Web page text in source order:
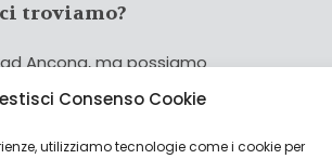
Consenso Cookie
utilizziamo tecnologie come i cookie per
troviamo?
Ancona, ma possiamo
tutta Italia!